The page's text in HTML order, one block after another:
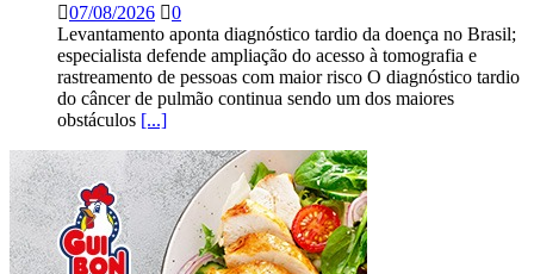
07/08/2026
0
Levantamento aponta diagnóstico tardio da doença no Brasil;
especialista defende ampliação do acesso à tomografia e
rastreamento de pessoas com maior risco O diagnóstico tardio
do câncer de pulmão continua sendo um dos maiores
obstáculos [...]